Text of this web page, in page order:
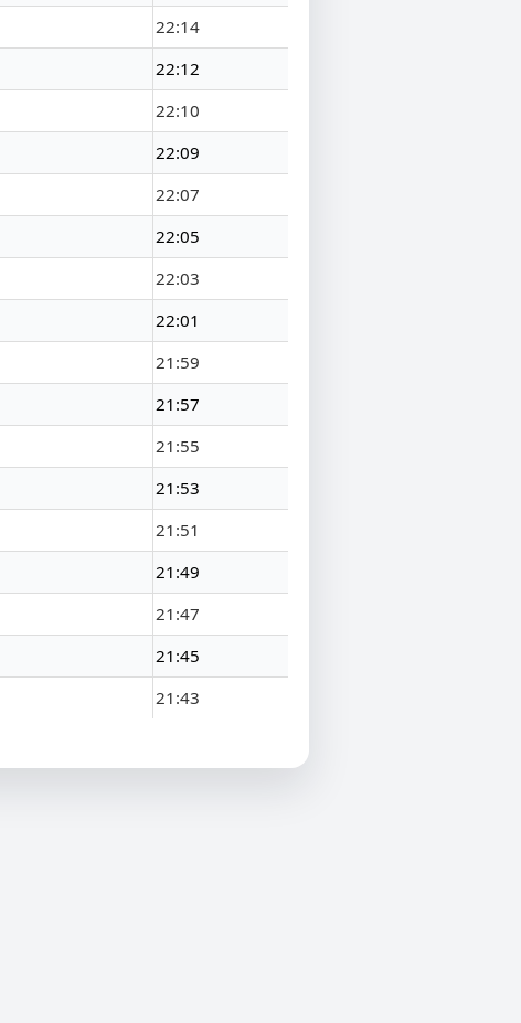
22:14
22:12
22:10
22:09
22:07
22:05
22:03
22:01
21:59
21:57
21:55
21:53
21:51
21:49
21:47
21:45
21:43